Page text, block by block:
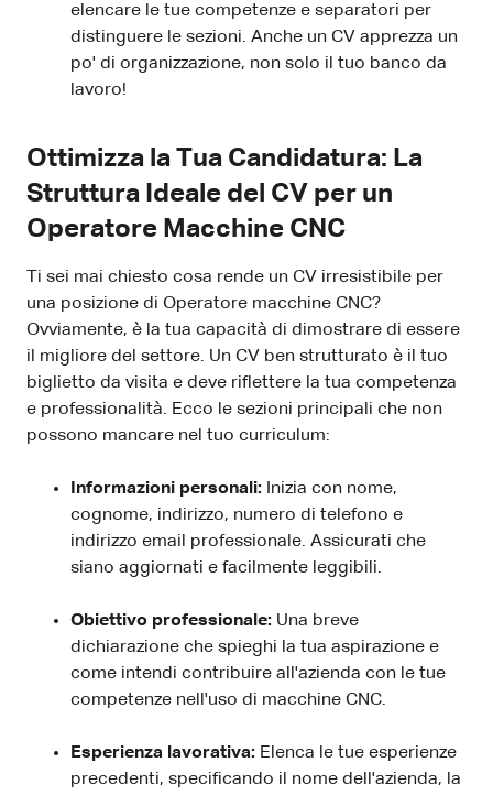
elencare le tue competenze e separatori per
distinguere le sezioni. Anche un CV apprezza un
po' di organizzazione, non solo il tuo banco da
lavoro!
Ottimizza la Tua Candidatura: La
Struttura Ideale del CV per un
Operatore Macchine CNC
Ti sei mai chiesto cosa rende un CV irresistibile per
una posizione di Operatore macchine CNC?
Ovviamente, è la tua capacità di dimostrare di essere
il migliore del settore. Un CV ben strutturato è il tuo
biglietto da visita e deve riflettere la tua competenza
e professionalità. Ecco le sezioni principali che non
possono mancare nel tuo curriculum:
Informazioni personali: Inizia con nome,
cognome, indirizzo, numero di telefono e
indirizzo email professionale. Assicurati che
siano aggiornati e facilmente leggibili.
Obiettivo professionale: Una breve
dichiarazione che spieghi la tua aspirazione e
come intendi contribuire all'azienda con le tue
competenze nell'uso di macchine CNC.
Esperienza lavorativa: Elenca le tue esperienze
precedenti, specificando il nome dell'azienda, la